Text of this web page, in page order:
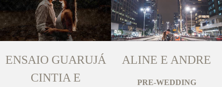
ENSAIO GUARUJÁ
CINTIA E
ALINE E ANDRE
PRE-WEDDING